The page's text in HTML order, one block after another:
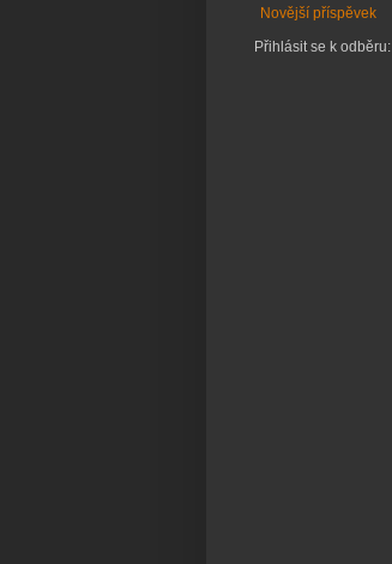
Novější příspěvek
Přihlásit se k odběru: